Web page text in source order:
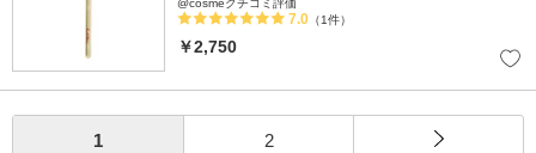
7.0 （1件）
￥2,750
1 2